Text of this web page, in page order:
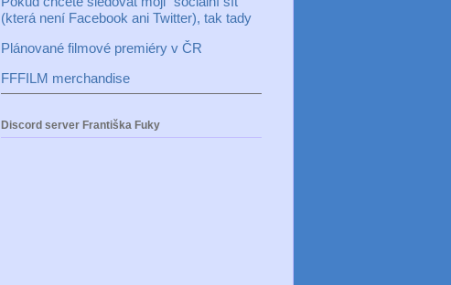
(která není Facebook ani Twitter), tak tady
Plánované filmové premiéry v ČR
FFFILM merchandise
Discord server Františka Fuky